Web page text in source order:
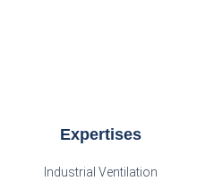
Expertises
Industrial Ventilation